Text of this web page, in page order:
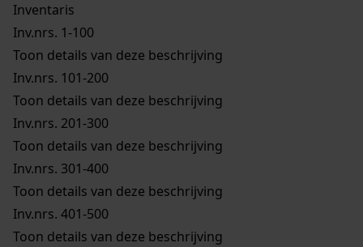
Inventaris
Inv.nrs. 1-100
Toon details van deze beschrijving
Inv.nrs. 101-200
Toon details van deze beschrijving
Inv.nrs. 201-300
Toon details van deze beschrijving
Inv.nrs. 301-400
Toon details van deze beschrijving
Inv.nrs. 401-500
Toon details van deze beschrijving